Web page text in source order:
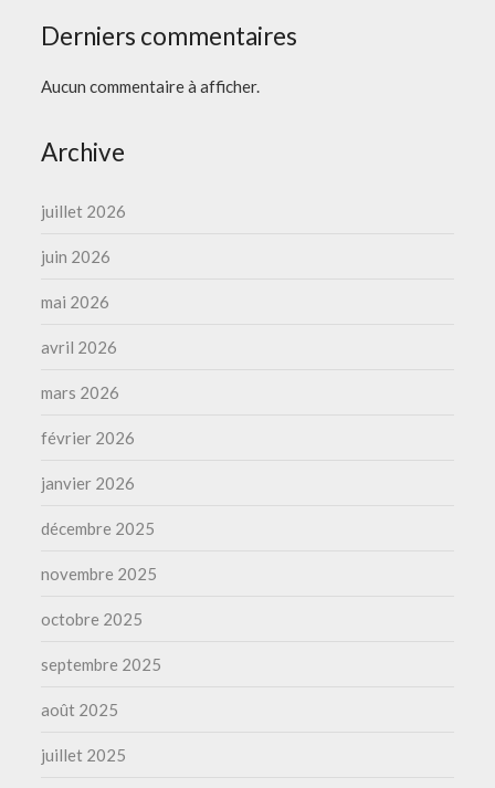
Derniers commentaires
Aucun commentaire à afficher.
Archive
juillet 2026
juin 2026
mai 2026
avril 2026
mars 2026
février 2026
janvier 2026
décembre 2025
novembre 2025
octobre 2025
septembre 2025
août 2025
juillet 2025